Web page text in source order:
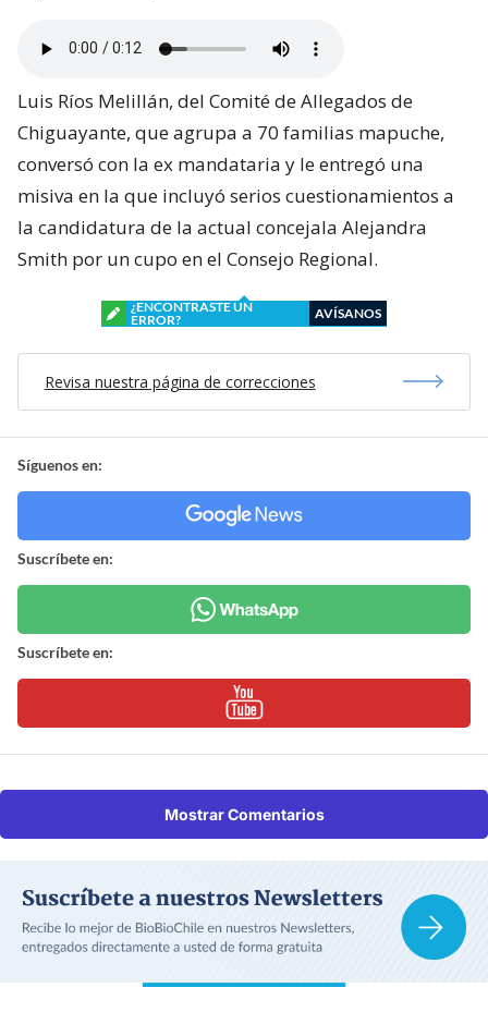
Luis Ríos Melillán, del Comité de Allegados de
Chiguayante, que agrupa a 70 familias mapuche,
conversó con la ex mandataria y le entregó una
misiva en la que incluyó serios cuestionamientos a
la candidatura de la actual concejala Alejandra
Smith por un cupo en el Consejo Regional.
¿ENCONTRASTE UN
ERROR?
AVÍSANOS
Revisa nuestra página de correcciones
Síguenos en:
Suscríbete en:
Suscríbete en:
Mostrar Comentarios